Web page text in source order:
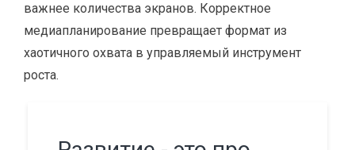
важнее количества экранов. Корректное
медиапланирование превращает формат из
хаотичного охвата в управляемый инструмент
роста.